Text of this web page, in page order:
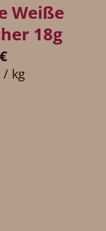
Weiße
18g
€
/ kg